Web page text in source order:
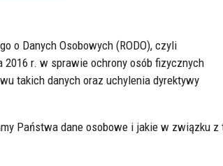
o Danych Osobowych (RODO), czyli
2016 r. w sprawie ochrony osób fizycznych
takich danych oraz uchylenia dyrektywy
Państwa dane osobowe i jakie w związku z